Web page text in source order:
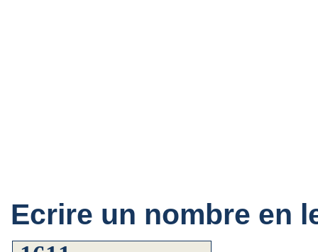
Ecrire un nombre en